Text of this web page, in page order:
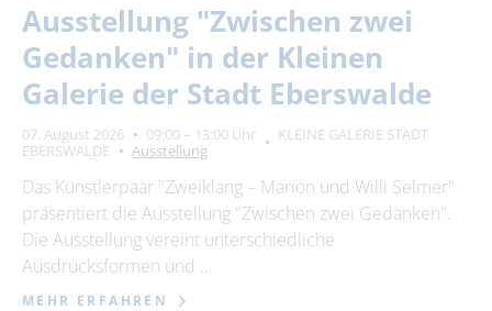
Ausstellung "Zwischen zwei
Gedanken" in der Kleinen
Galerie der Stadt Eberswalde
07. August 2026 09:00 – 13:00 Uhr
KLEINE GALERIE STADT
EBERSWALDE
Ausstellung
Das Künstlerpaar "Zweiklang – Marion und Willi Selmer"
präsentiert die Ausstellung "Zwischen zwei Gedanken".
Die Ausstellung vereint unterschiedliche
Ausdrucksformen und …
MEHR ERFAHREN